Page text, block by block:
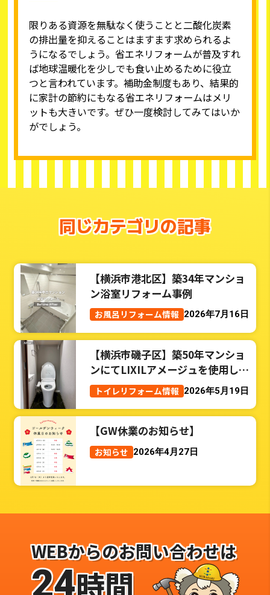
限りある資源を無駄なく使うことと二酸化炭素
の排出量を抑えることはますます求められるよ
うになるでしょう。省エネリフォームが普及すれ
ば地球温暖化を少しでも食い止めるために役立
つと言われています。補助金制度もあり、結果的
に家計の節約にもなる省エネリフォームはメリ
ットも大きいです。ぜひ一度検討してみてはいか
がでしょう。
同じカテゴリの記事
【横浜市港北区】築34年マンショ
ン浴室リフォーム事例
お風呂リフォーム情報 2026年7月16日
【横浜市磯子区】築50年マンショ
ンにてLIXILアメージュを使用した
トイレリフォーム事例
トイレリフォーム情報 2026年5月19日
【GW休業のお知らせ】
お知らせ 2026年4月27日
WEBからのお問い合わせは
24時間